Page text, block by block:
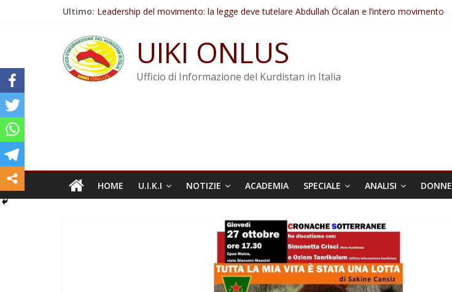
Ultimo: Leadership del movimento: la legge deve tutelare Abdullah Öcalan e l’intero movimento
Non tenere conto della situazione di Rêber Apo ostacolerebbe l’attuazione della legge
Il KNK chiede un’azione internazionale contro i crimini di guerra dell’Iran
Abdullah Öcalan: Le legge negativa deve essere trasformata in legge positiva
UIKI ONLUS
Ufficio di Informazione del Kurdistan in Italia
HOME U.I.K.I NOTIZIE ACADEMIA SPECIALE ANALISI DONNE